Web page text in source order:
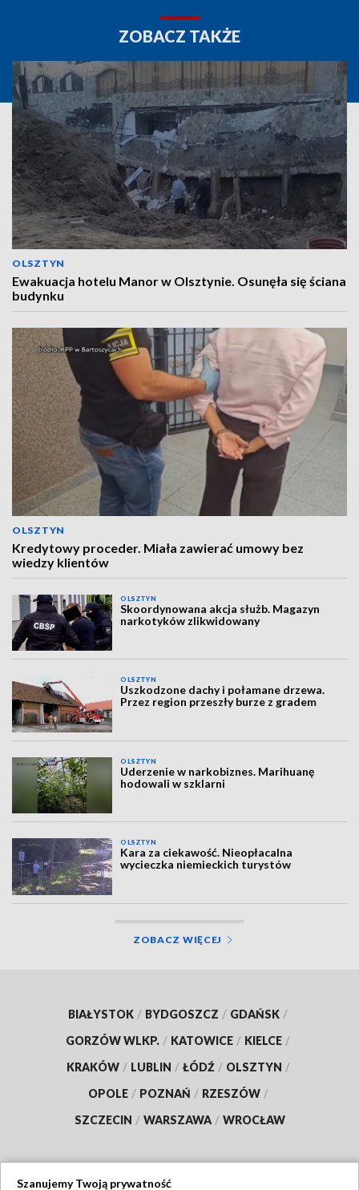
ZOBACZ TAKŻE
OLSZTYN
Ewakuacja hotelu Manor w Olsztynie. Osunęła się ściana
budynku
OLSZTYN
Kredytowy proceder. Miała zawierać umowy bez
wiedzy klientów
OLSZTYN
Skoordynowana akcja służb. Magazyn
narkotyków zlikwidowany
OLSZTYN
Uszkodzone dachy i połamane drzewa.
Przez region przeszły burze z gradem
OLSZTYN
Uderzenie w narkobiznes. Marihuanę
hodowali w szklarni
OLSZTYN
Kara za ciekawość. Nieopłacalna
wycieczka niemieckich turystów
ZOBACZ WIĘCEJ
BIAŁYSTOK / BYDGOSZCZ / GDAŃSK /
GORZÓW WLKP. / KATOWICE / KIELCE /
KRAKÓW / LUBLIN / ŁÓDŹ / OLSZTYN /
OPOLE / POZNAŃ / RZESZÓW /
SZCZECIN / WARSZAWA / WROCŁAW
Szanujemy Twoją prywatność